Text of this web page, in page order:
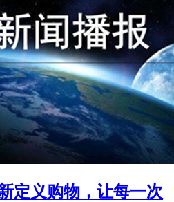
定义购物，让每一次